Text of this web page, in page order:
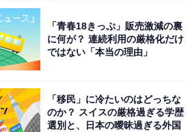
「青春18きっぷ」販売激減の裏
に何が？ 連続利用の厳格化だけ
ではない「本当の理由」
「移民」に冷たいのはどっちな
のか？ スイスの厳格過ぎる学歴
選別と、日本の曖昧過ぎる外国